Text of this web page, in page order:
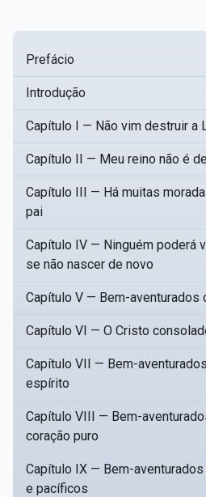
Prefácio
Introdução
Capítulo I — Não vim destruir a
Capítulo II — Meu reino não é
Capítulo III — Há muitas
pai
Capítulo IV — Ninguém poderá
se não nascer de novo
Capítulo V — Bem-aventurados
Capítulo VI — O Cristo
Capítulo VII — Bem-
espírito
Capítulo VIII — Bem-
coração puro
Capítulo IX — Bem-
e pacíficos